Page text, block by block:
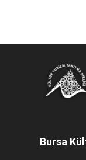
Bursa